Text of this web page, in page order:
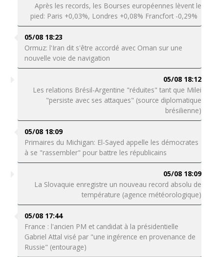
Après les records, les Bourses européennes lèvent le
pied: Paris +0,03%, Londres +0,08% Francfort -0,29%
05/08 18:23
Ormuz: l'Iran dit s'être accordé avec Oman sur une
nouvelle voie de navigation
05/08 18:12
Les relations Brésil-Argentine "réduites" tant que Milei
"persiste avec ses attaques" (source diplomatique
brésilienne)
05/08 18:09
Primaires du Michigan: El-Sayed appelle les démocrates
à se "rassembler" pour battre les républicains
05/08 18:09
La Slovaquie enregistre un nouveau record absolu de
température (agence météorologique)
05/08 17:44
France : l'ancien PM et candidat à la présidentielle
Gabriel Attal visé par "une ingérence en provenance de
Russie" (entourage)